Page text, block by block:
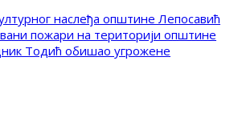
пожари на територији општине
Тодић обишао угрожене